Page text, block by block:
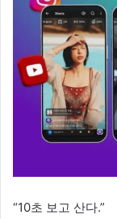
“10초 보고 산다.”